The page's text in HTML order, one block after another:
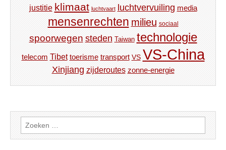
justitie klimaat luchtvaart luchtvervuiling media
mensenrechten milieu sociaal
spoorwegen steden Taiwan technologie
telecom Tibet toerisme transport VS VS-China
Xinjiang zijderoutes zonne-energie
Zoeken
naar: